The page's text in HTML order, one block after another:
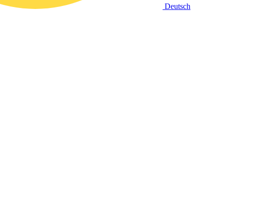
Deutsch